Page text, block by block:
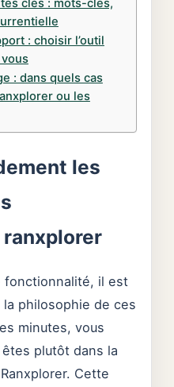
clés : mots-clés,
: choisir l’outil
: dans quels cas
ou les
les
fonctionnalité, il est
la philosophie de ces
minutes, vous
plutôt dans la
Cette